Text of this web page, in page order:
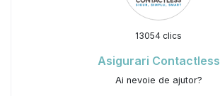
13054 clics
Asigurari Contactless
Ai nevoie de ajutor?